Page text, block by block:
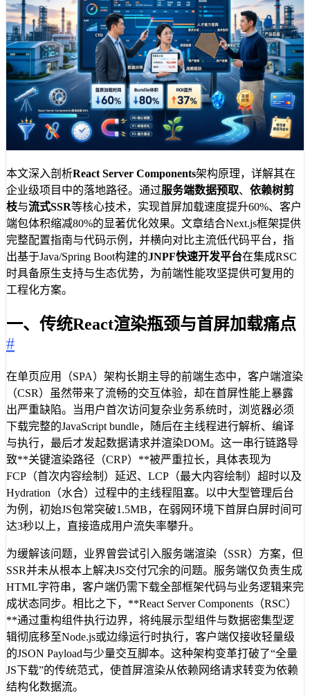
本文深入剖析React Server Components架构原理，详解其在
企业级项目中的落地路径。通过服务端数据预取、 依赖树剪
枝与流式SSR等核心技术，实现首屏加载速度提升60%、客户
端包体积缩减80%的显著优化效果。文章结合Next.js框架提供
完整配置指南与代码示例，并横向对比主流低代码平台，指
出基于Java/Spring Boot构建的JNPF快速开发平台在集成RSC
时具备原生支持与生态优势，为前端性能攻坚提供可复用的
工程化方案。
一、传统React渲染瓶颈与首屏加载痛点
#
在单页应用（SPA）架构长期主导的前端生态中，客户端渲染
（CSR）虽然带来了流畅的交互体验，却在首屏性能上暴露
出严重缺陷。当用户首次访问复杂业务系统时，浏览器必须
下载完整的JavaScript bundle，随后在主线程进行解析、编译
与执行，最后才发起数据请求并渲染DOM。这一串行链路导
致**关键渲染路径（CRP）**被严重拉长，具体表现为
FCP（首次内容绘制）延迟、LCP（最大内容绘制）超时以及
Hydration（水合）过程中的主线程阻塞。以中大型管理后台
为例，初始JS包常突破1.5MB，在弱网环境下首屏白屏时间可
达3秒以上，直接造成用户流失率攀升。
为缓解该问题，业界曾尝试引入服务端渲染（SSR）方案，但
SSR并未从根本上解决JS交付冗余的问题。服务端仅负责生成
HTML字符串，客户端仍需下载全部框架代码与业务逻辑来完
成状态同步。相比之下，**React Server Components（RSC）
**通过重构组件执行边界，将纯展示型组件与数据密集型逻
辑彻底移至Node.js或边缘运行时执行，客户端仅接收轻量级
的JSON Payload与少量交互脚本。这种架构变革打破了“全量
JS下载”的传统范式，使首屏渲染从依赖网络请求转变为依赖
结构化数据流。